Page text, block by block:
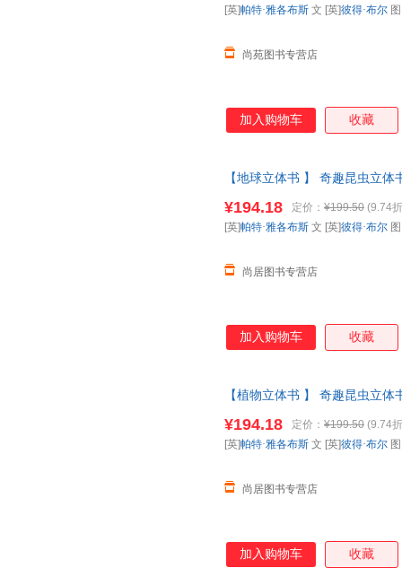
尚苑图书专营店
[英]帕特·雅各布斯 文 [英]彼得·布尔
加入购物车 收藏
【地球立体书 】 奇趣昆虫立
请放心下单，本店所有商品均
¥194.18 定价： ¥199.50 (9.74
尚居图书专营店
[英]帕特·雅各布斯 文 [英]彼得·布尔
加入购物车 收藏
【植物立体书 】 奇趣昆虫立
请放心下单，本店所有商品均
¥194.18 定价： ¥199.50 (9.74
尚居图书专营店
[英]帕特·雅各布斯 文 [英]彼得·布尔
加入购物车 收藏